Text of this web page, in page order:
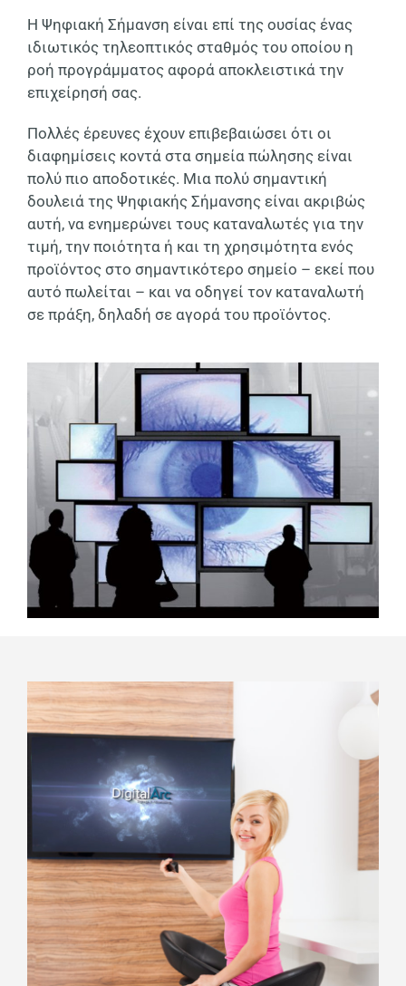
Η Ψηφιακή Σήμανση είναι επί της ουσίας ένας
ιδιωτικός τηλεοπτικός σταθμός του οποίου η
ροή προγράμματος αφορά αποκλειστικά την
επιχείρησή σας.
Πολλές έρευνες έχουν επιβεβαιώσει ότι οι
διαφημίσεις κοντά στα σημεία πώλησης είναι
πολύ πιο αποδοτικές. Μια πολύ σημαντική
δουλειά της Ψηφιακής Σήμανσης είναι ακριβώς
αυτή, να ενημερώνει τους καταναλωτές για την
τιμή, την ποιότητα ή και τη χρησιμότητα ενός
προϊόντος στο σημαντικότερο σημείο – εκεί που
αυτό πωλείται – και να οδηγεί τον καταναλωτή
σε πράξη, δηλαδή σε αγορά του προϊόντος.